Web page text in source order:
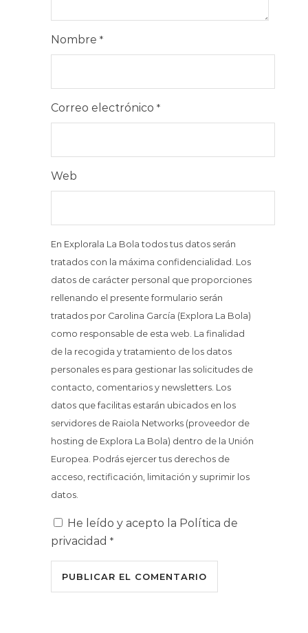
Nombre *
Correo electrónico *
Web
En Explorala La Bola todos tus datos serán
tratados con la máxima confidencialidad. Los
datos de carácter personal que proporciones
rellenando el presente formulario serán
tratados por Carolina García (Explora La Bola)
como responsable de esta web. La finalidad
de la recogida y tratamiento de los datos
personales es para gestionar las solicitudes de
contacto, comentarios y newsletters. Los
datos que facilitas estarán ubicados en los
servidores de Raiola Networks (proveedor de
hosting de Explora La Bola) dentro de la Unión
Europea. Podrás ejercer tus derechos de
acceso, rectificación, limitación y suprimir los
datos.
He leído y acepto la Política de
privacidad *